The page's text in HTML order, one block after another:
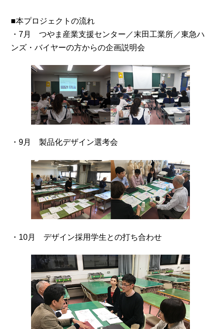
■本プロジェクトの流れ
・7月 つやま産業支援センター／末田工業所／東急ハ
ンズ・バイヤーの方からの企画説明会
・9月 製品化デザイン選考会
・10月 デザイン採用学生との打ち合わせ